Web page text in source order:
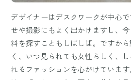
デザイナーはデスクワークが中心
せや撮影にもよく出かけますし、
料を探すこともしばしば。ですか
く、いつ見られても女性らしく、
れるファッションを心がけていま